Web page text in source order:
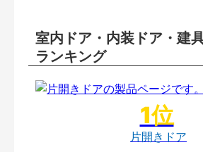
室内ドア・内装ドア・建
ランキング
片開きドア